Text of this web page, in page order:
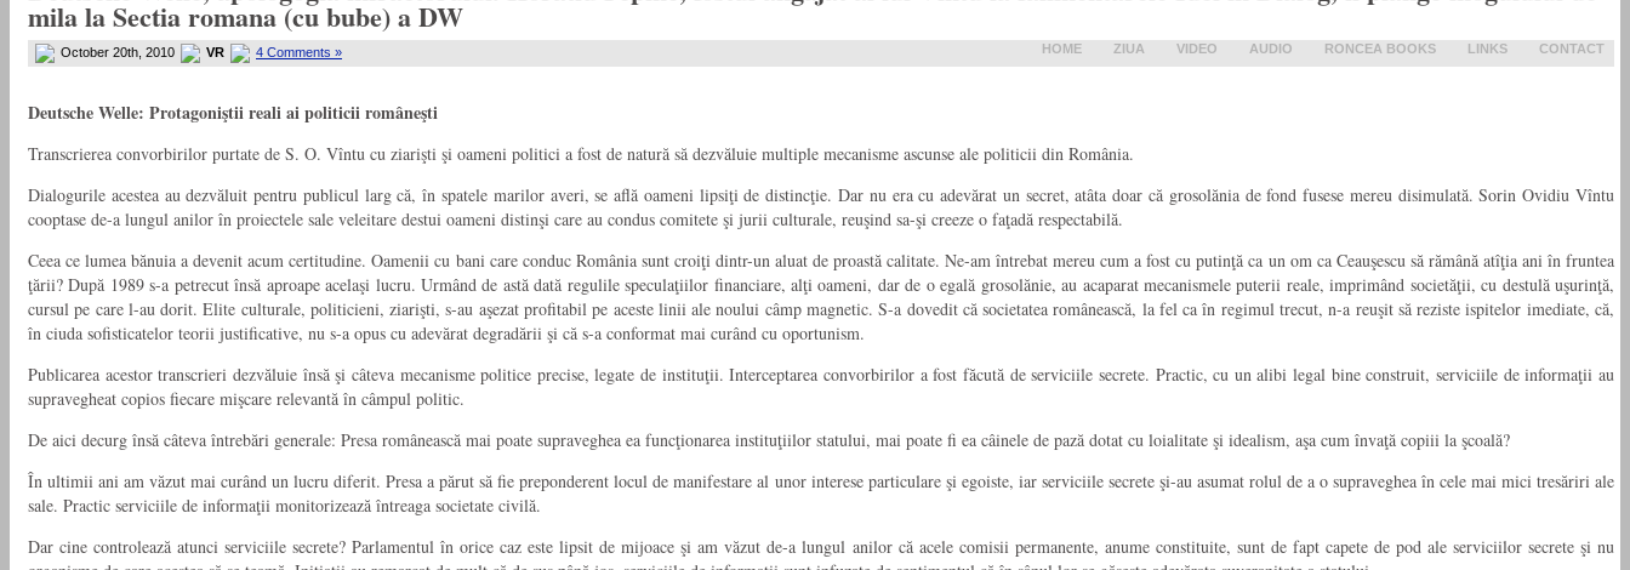
HOME ZIUA VIDEO AUDIO RONCEA BOOKS LINKS CONTACT
mila la Sectia romana (cu bube) a DW
October 20th, 2010 VR 4 Comments »
Deutsche Welle: Protagoniştii reali ai politicii româneşti
Transcrierea convorbirilor purtate de S. O. Vîntu cu ziarişti şi oameni politici a fost de natură să dezvăluie multiple mecanisme ascunse ale politicii din România.
Dialogurile acestea au dezvăluit pentru publicul larg că, în spatele marilor averi, se află oameni lipsiţi de distincţie. Dar nu era cu adevărat un secret, atâta doar că grosolănia de fond fusese mereu disimulată. Sorin Ovidiu Vîntu
cooptase de-a lungul anilor în proiectele sale veleitare destui oameni distinşi care au condus comitete şi jurii culturale, reuşind sa-şi creeze o faţadă respectabilă.
Ceea ce lumea bănuia a devenit acum certitudine. Oamenii cu bani care conduc România sunt croiţi dintr-un aluat de proastă calitate. Ne-am întrebat mereu cum a fost cu putinţă ca un om ca Ceauşescu să rămână atîţia ani în fruntea
ţării? După 1989 s-a petrecut însă aproape acelaşi lucru. Urmând de astă dată regulile speculaţiilor financiare, alţi oameni, dar de o egală grosolănie, au acaparat mecanismele puterii reale, imprimând societăţii, cu destulă uşurinţă,
cursul pe care l-au dorit. Elite culturale, politicieni, ziarişti, s-au aşezat profitabil pe aceste linii ale noului câmp magnetic. S-a dovedit că societatea românească, la fel ca în regimul trecut, n-a reuşit să reziste ispitelor imediate, că,
în ciuda sofisticatelor teorii justificative, nu s-a opus cu adevărat degradării şi că s-a conformat mai curând cu oportunism.
Publicarea acestor transcrieri dezvăluie însă şi câteva mecanisme politice precise, legate de instituţii. Interceptarea convorbirilor a fost făcută de serviciile secrete. Practic, cu un alibi legal bine construit, serviciile de informaţii au
supravegheat copios fiecare mişcare relevantă în câmpul politic.
De aici decurg însă câteva întrebări generale: Presa românească mai poate supraveghea ea funcţionarea instituţiilor statului, mai poate fi ea câinele de pază dotat cu loialitate şi idealism, aşa cum învaţă copiii la şcoală?
În ultimii ani am văzut mai curând un lucru diferit. Presa a părut să fie preponderent locul de manifestare al unor interese particulare şi egoiste, iar serviciile secrete şi-au asumat rolul de a o supraveghea în cele mai mici tresăriri ale
sale. Practic serviciile de informaţii monitorizează întreaga societate civilă.
Dar cine controlează atunci serviciile secrete? Parlamentul în orice caz este lipsit de mijoace şi am văzut de-a lungul anilor că acele comisii permanente, anume constituite, sunt de fapt capete de pod ale serviciilor secrete şi nu